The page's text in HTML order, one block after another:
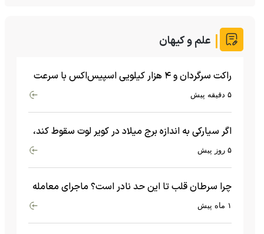
علم و کیهان
راکت سرگردان و ۴ هزار کیلویی اسپیس‌اکس با سرعت
هشت هزار و ۶۹۰ کیلومتر در ساعت به ماه برخورد کرد
۵ دقیقه پیش
اگر سیارکی به اندازه برج میلاد در کویر لوت سقوط کند،
چه اتفاقی می‌افتد؟
۵ روز پیش
چرا سرطان قلب تا این حد نادر است؟ ماجرای معامله
عجیبی که در بدن اتفاق می‌افتد!۱ ماه پیش